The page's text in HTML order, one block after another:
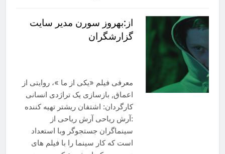
از:بهروز سورن مدیر سایت
گزارشگران
معرفی فیلم «یکی از ما »، روایتی از
اعماق, بازسازی یک تراژدی انسانی
کارگردان: اشتفان ریشتر تهیه کننده
:آرش ریاحی آرش ریاحی از
سینماگران جستجوگر وبا استعداد
است که کار سینما را با فیلم های